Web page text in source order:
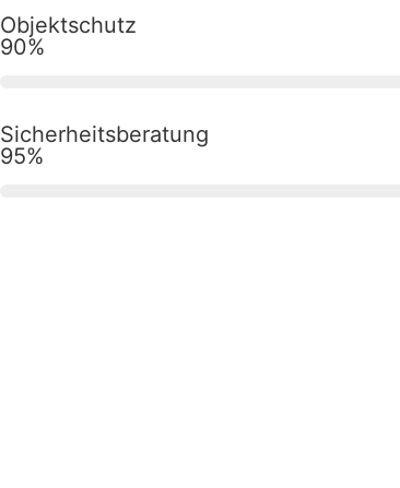
Objektschutz
90%
Sicherheitsberatung
95%